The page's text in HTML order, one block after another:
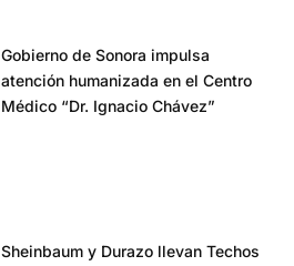
Gobierno de Sonora impulsa
atención humanizada en el Centro
Médico “Dr. Ignacio Chávez”
Sheinbaum y Durazo llevan Techos